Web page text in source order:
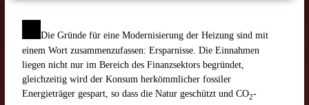
Die Gründe für eine Modernisierung der Heizung sind mit
einem Wort zusammenzufassen: Ersparnisse. Die Einnahmen
liegen nicht nur im Bereich des Finanzsektors begründet,
gleichzeitig wird der Konsum herkömmlicher fossiler
Energieträger gespart, so dass die Natur geschützt und CO2-